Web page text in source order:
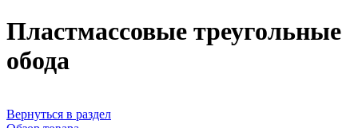
Пластмассовые треугольные
обода
Вернуться в раздел